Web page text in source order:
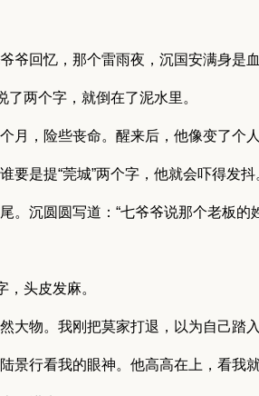
爷回忆，那个雷雨夜，沉国安满身是
两个字，就倒在了泥水里。
月，险些丧命。醒来后，他像变了个
要是提“莞城”两个字，他就会吓得发
。沉圆圆写道：“七爷爷说那个老板
，头皮发麻。
大物。我刚把莫家打退，以为自己踏
景行看我的眼神。他高高在上，看我